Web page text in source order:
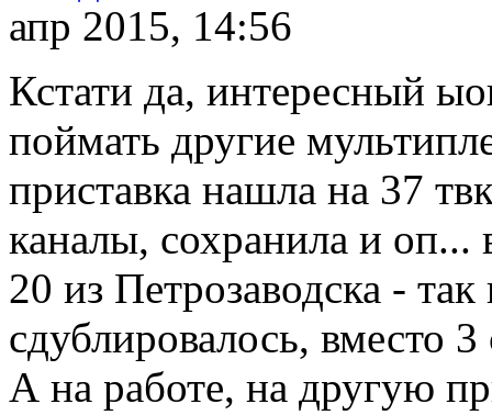
апр 2015, 14:56
Кстати да, интересный
поймать другие
приставка нашла на 37
каналы, сохранила и оп...
20 из Петрозаводска -
сдублировалось, вместо 3
А на работе, на другую